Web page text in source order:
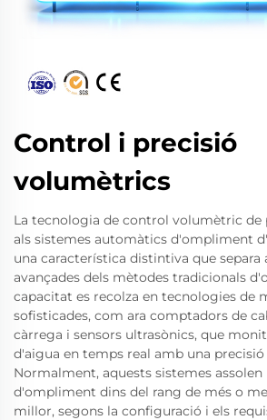
Control i precisió
volumètrics
La tecnologia de control volumètric de
als sistemes automàtics d'ompliment
una característica distintiva que separa
avançades dels mètodes tradicionals
capacitat es recolza en tecnologies de
sofisticades, com ara comptadors de
càrrega i sensors ultrasònics, que
d'aigua en temps real amb una
Normalment, aquests sistemes assolen
d'ompliment dins del rang de més o
millor, segons la configuració i els